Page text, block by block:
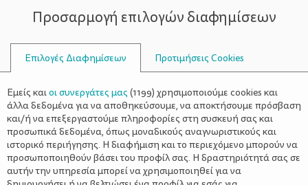
ΣΥΜΒΟΥΛΟΙ
ΠΕΖΟΠΟΡΊΑ
Προσαρμογή επιλογών διαφημίσεων
Επιλογές Διαφημίσεων Προτιμήσεις Cookies
Εμείς καιοι συνεργάτες μας (1199) χρησιμοποιούμε cookies και
άλλα δεδομένα για να αποθηκεύσουμε, να αποκτήσουμε πρόσβαση
και/ή να επεξεργαστούμε πληροφορίες στη συσκευή σας και
προσωπικά δεδομένα, όπως μοναδικούς αναγνωριστικούς και
ιστορικό περιήγησης. Η διαφήμιση και το περιεχόμενο μπορούν να
προσωποποιηθούν βάσει του προφίλ σας. Η δραστηριότητά σας σε
αυτήν την υπηρεσία μπορεί να χρησιμοποιηθεί για να